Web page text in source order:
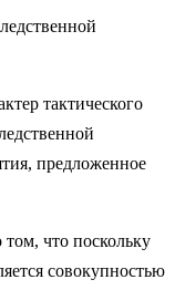
тактического
предложенное
что поскольку
совокупностью